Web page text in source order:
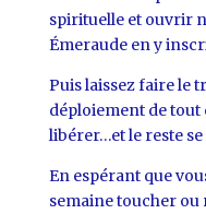
spirituelle et ouvrir
Émeraude en y
Puis laissez faire le
déploiement de tout
libérer…et le reste
En espérant que
semaine toucher